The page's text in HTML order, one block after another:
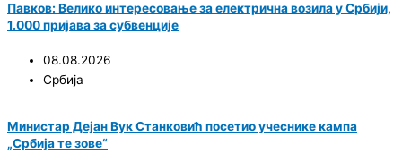
Павков: Велико интересовање за електрична возила у Србији,
1.000 пријава за субвенције
08.08.2026
Србија
Министар Дејан Вук Станковић посетио учеснике кампа
„Србија те зове“